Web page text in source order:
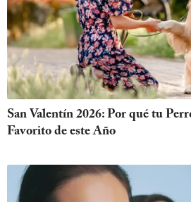
San Valentín 2026: Por qué tu
Favorito de este Año